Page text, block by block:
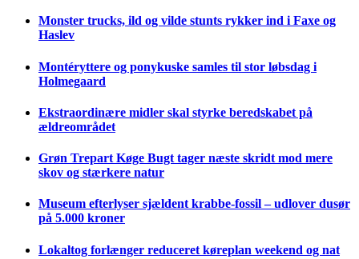
Monster trucks, ild og vilde stunts rykker ind i Faxe og
Haslev
Montéryttere og ponykuske samles til stor løbsdag i
Holmegaard
Ekstraordinære midler skal styrke beredskabet på
ældreområdet
Grøn Trepart Køge Bugt tager næste skridt mod mere
skov og stærkere natur
Museum efterlyser sjældent krabbe-fossil – udlover dusør
på 5.000 kroner
Lokaltog forlænger reduceret køreplan weekend og nat